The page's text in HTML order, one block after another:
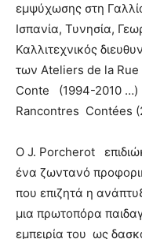
εμψύχωσης στη
Ισπανία, Τυνησία,
Καλλιτεχνικός
των Αteliers de la Rue
Conte (1994-2010 …)
Rancontres Contées
O J. Porcherot
ένα ζωντανό
που επιζητά η
μια πρωτοπόρα
εμπειρία του ως